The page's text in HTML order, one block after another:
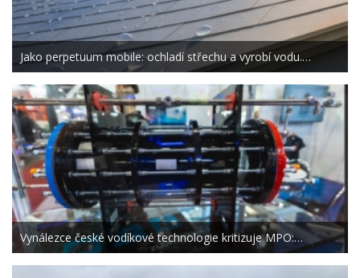
Jako perpetuum mobile: ochladí střechu a vyrobí vodu.…
Vynálezce české vodíkové technologie kritizuje MPO:…